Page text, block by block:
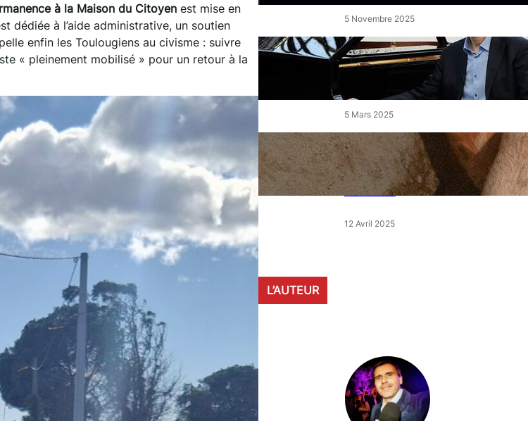
à la Maison du Citoyen est mise en
dédiée à l’aide administrative, un soutien
enfin les Toulougiens au civisme : suivre
« pleinement mobilisé » pour un retour à la
5 Novembre 2025
« Le Disciple » de Mikhaïl
Rudy à Perpignan le vendredi
5 Mars 2025
« Qui est le moins clair » : ce
samedi, 30 actions partout en
France devant les magasins
E.Leclerc
12 Avril 2025
L’AUTEUR